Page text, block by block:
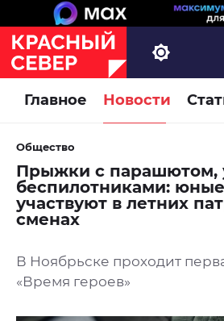
Главное Новости
Общество
Прыжки с парашютом,
беспилотниками:
участвуют в летних
сменах
В Ноябрьске проходит
«Время героев»